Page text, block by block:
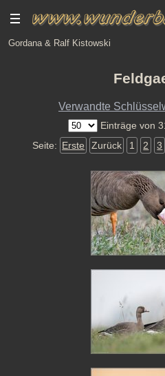
Gordana & Ralf Kistowski
Verwandte
Einträge von
Seite: Erste Zurück 1 2 3